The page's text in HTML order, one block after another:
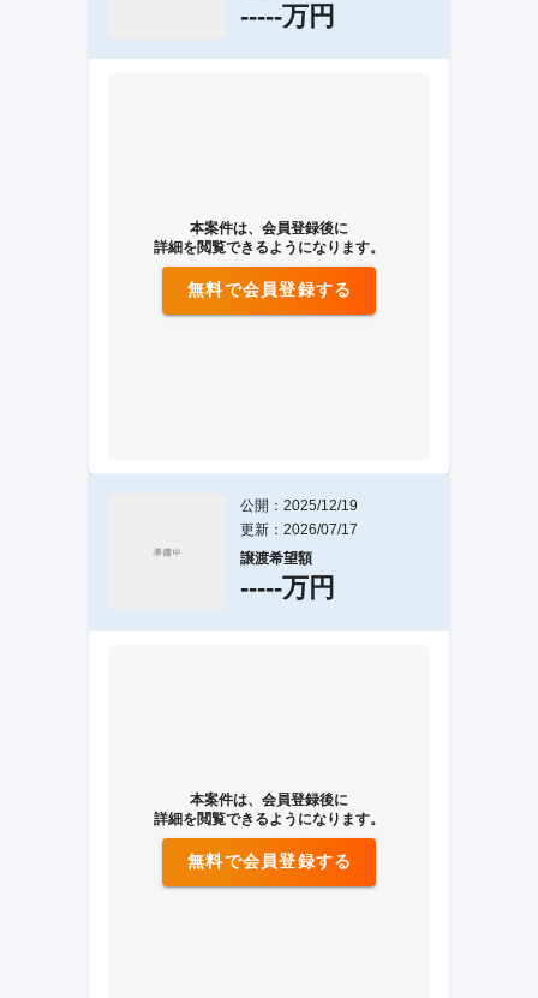
-----万円
本案件は、会員登録後に
詳細を閲覧できるようになります。
無料で会員登録する
公開：2025/12/19
更新：2026/07/17
譲渡希望額
-----万円
本案件は、会員登録後に
詳細を閲覧できるようになります。
無料で会員登録する